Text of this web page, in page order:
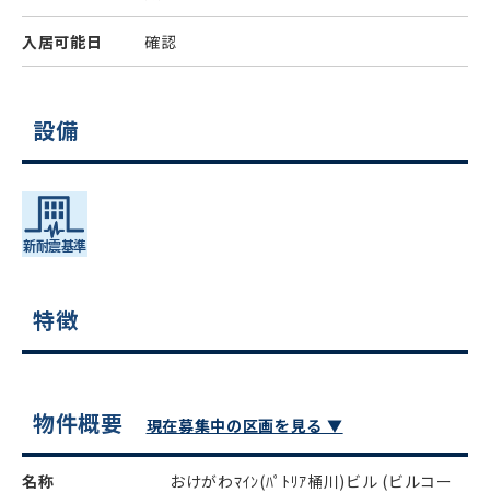
入居可能日 確認
設備
特徴
物件概要 現在募集中の区画を見る ▼
名称 おけがわﾏｲﾝ(ﾊﾟﾄﾘｱ桶川)ビル (ビルコー